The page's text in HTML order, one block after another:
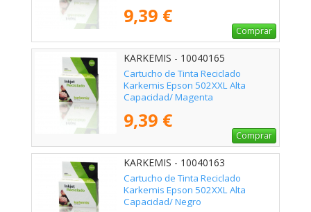
9,39 €
Comprar
KARKEMIS - 10040165
Cartucho de Tinta Reciclado
Karkemis Epson 502XXL Alta
Capacidad/ Magenta
9,39 €
Comprar
KARKEMIS - 10040163
Cartucho de Tinta Reciclado
Karkemis Epson 502XXL Alta
Capacidad/ Negro